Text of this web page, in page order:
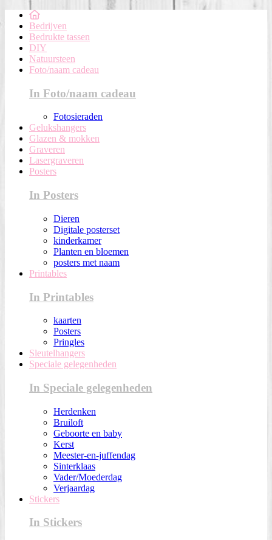
Bedrijven
Bedrukte tassen
DIY
Natuursteen
Foto/naam cadeau
In Foto/naam cadeau
Fotosieraden
Gelukshangers
Glazen & mokken
Graveren
Lasergraveren
Posters
In Posters
Dieren
Digitale posterset
kinderkamer
Planten en bloemen
posters met naam
Printables
In Printables
kaarten
Posters
Pringles
Sleutelhangers
Speciale gelegenheden
In Speciale gelegenheden
Herdenken
Bruiloft
Geboorte en baby
Kerst
Meester-en-juffendag
Sinterklaas
Vader/Moederdag
Verjaardag
Stickers
In Stickers